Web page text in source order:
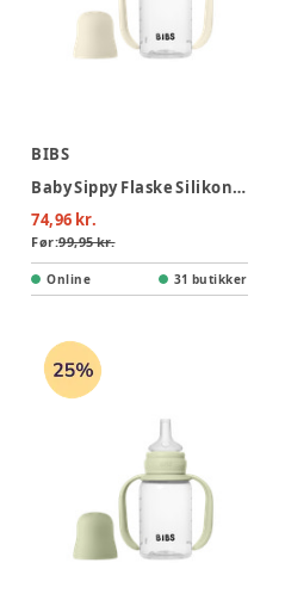
BIBS
Baby Sippy Flaske Silikone 1pk 150 ml - Ivory
74,96 kr.
Før:99,95 kr.
Online 31 butikker